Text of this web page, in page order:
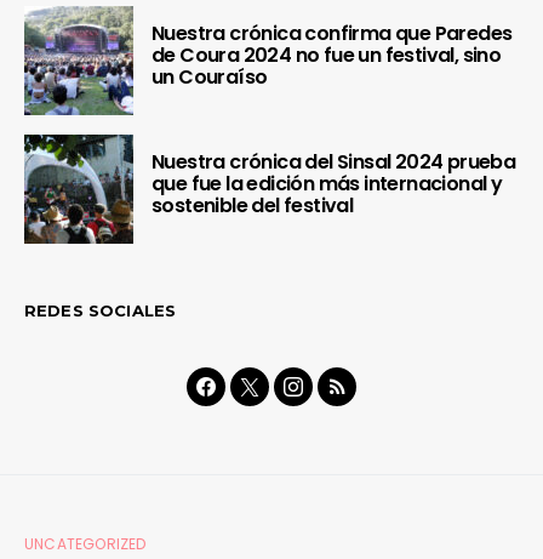
Nuestra crónica confirma que Paredes
de Coura 2024 no fue un festival, sino
un Couraíso
Nuestra crónica del Sinsal 2024 prueba
que fue la edición más internacional y
sostenible del festival
REDES SOCIALES
UNCATEGORIZED